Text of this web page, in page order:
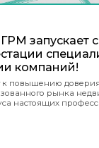
запускает
компаний!
к повышению
рынка
настоящих